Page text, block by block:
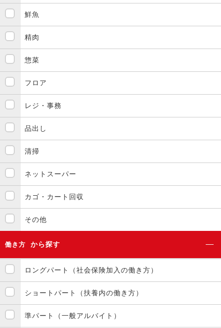
鮮魚
精肉
惣菜
フロア
レジ・事務
品出し
清掃
ネットスーパー
カゴ・カート回収
その他
働き方 から探す
ロングパート（社会保険加入の働き方）
ショートパート（扶養内の働き方）
準パート（一般アルバイト）